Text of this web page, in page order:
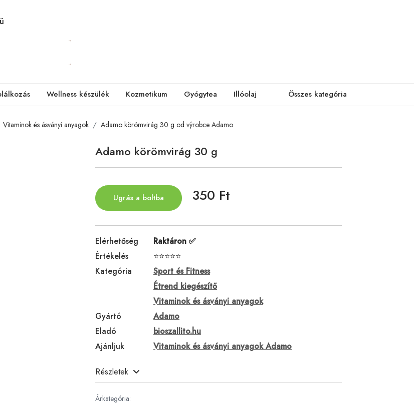
Wellness készülék Kozmetikum Gyógytea Illóolaj Összes kategória
Vitaminok és ásványi anyagok Adamo körömvirág 30 g od výrobce Adamo
Adamo körömvirág 30 g
Ugrás a boltba 350 Ft
Elérhetőség
Raktáron ✅
Értékelés
⭐⭐⭐⭐⭐
Kategória
Sport és Fitness
Étrend kiegészítő
Vitaminok és ásványi anyagok
Gyártó
Adamo
Eladó
bioszallito.hu
Ajánljuk
Vitaminok és ásványi anyagok Adamo
Részletek
Árkategória: